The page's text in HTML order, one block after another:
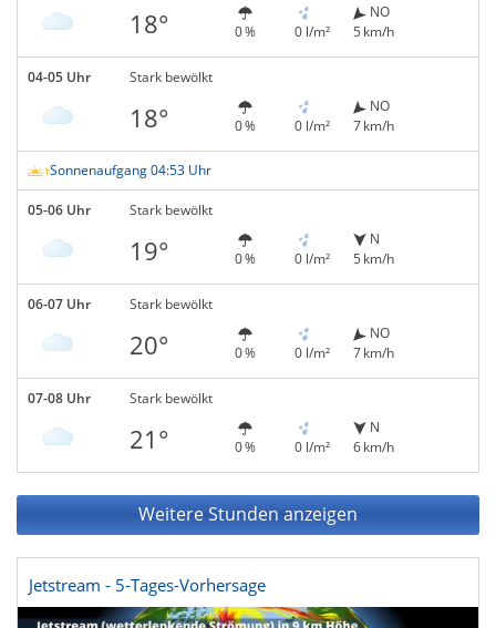
18° 0 % 0 l/m²
NO
5 km/h
04-05 Uhr Stark bewölkt
18° 0 % 0 l/m²
NO
7 km/h
Sonnenaufgang 04:53 Uhr
05-06 Uhr Stark bewölkt
19° 0 % 0 l/m²
N
5 km/h
06-07 Uhr Stark bewölkt
20° 0 % 0 l/m²
NO
7 km/h
07-08 Uhr Stark bewölkt
21° 0 % 0 l/m²
N
6 km/h
Weitere Stunden anzeigen
Jetstream - 5-Tages-Vorhersage